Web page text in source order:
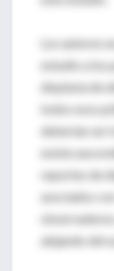
Los autores
estudio a los
displasia de
todos esos
deberían ser
existe una
reportes de
asociados
alejando del